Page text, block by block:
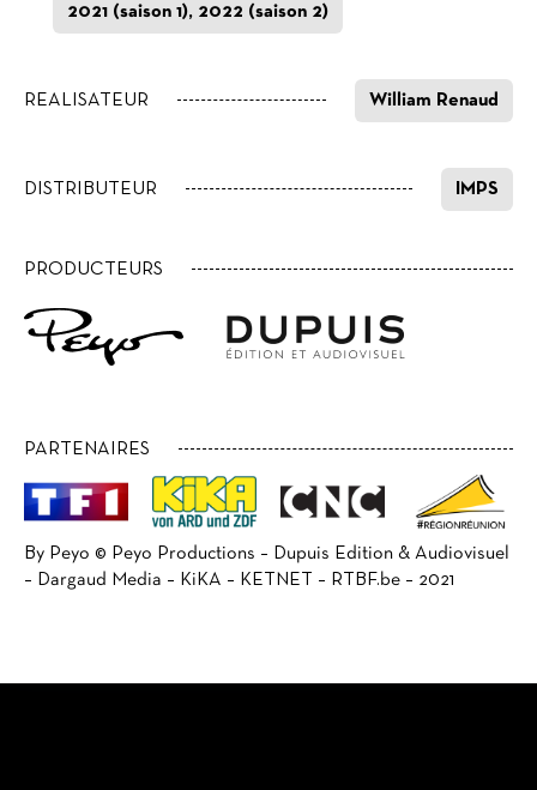
2021 (saison 1), 2022 (saison 2)
REALISATEUR William Renaud
DISTRIBUTEUR IMPS
PRODUCTEURS
PARTENAIRES
By Peyo © Peyo Productions – Dupuis Edition & Audiovisuel
– Dargaud Media – KiKA – KETNET – RTBF.be – 2021